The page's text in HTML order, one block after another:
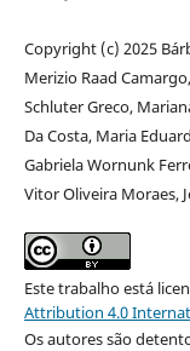
Copyright (c) 2025
Merizio Raad
Schluter Greco,
Da Costa, Maria
Gabriela Wornunk
Vitor Oliveira Moraes,
Este trabalho está
Attribution 4.0
Os autores são